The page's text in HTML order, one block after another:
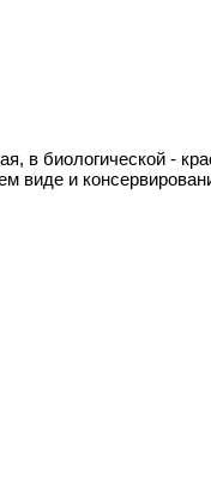
в биологической -
виде и